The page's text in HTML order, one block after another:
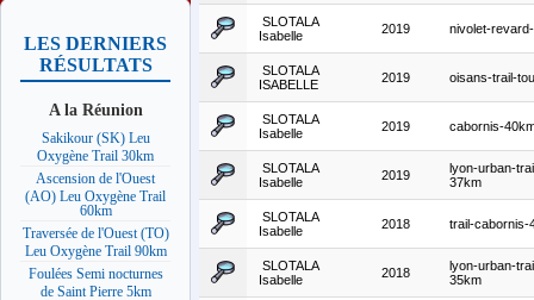
LES DERNIERS
RÉSULTATS
A la Réunion
Sakikour (SK) Leu
Oxygène Trail 30km
Ascension de l'Ouest
(AO) Leu Oxygène Trail
60km
Traversée de l'Ouest (TO)
Leu Oxygène Trail 90km
Foulées Semi nocturnes
de Saint Pierre 5km
SLOTALA
Isabelle
2019 nivolet-
SLOTALA
ISABELLE
2019 oisans-trail-
SLOTALA
Isabelle
2019 cabornis-
SLOTALA
Isabelle
2019
lyon-urban-
37km
SLOTALA
Isabelle
2018 trail-cabornis-
SLOTALA
Isabelle
2018
lyon-urban-
35km